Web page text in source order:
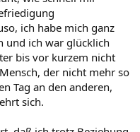
ich habe mich ganz
und ich war glücklich
bis vor kurzem nicht
der nicht mehr so
Tag an den anderen,
sich.